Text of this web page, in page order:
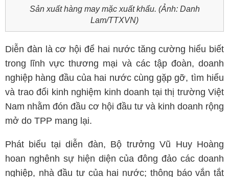
Sản xuất hàng may mặc xuất khẩu. (Ảnh: Danh
Lam/TTXVN)
Diễn đàn là cơ hội để hai nước tăng cường hiểu biết
trong lĩnh vực thương mại và các tập đoàn, doanh
nghiệp hàng đầu của hai nước cùng gặp gỡ, tìm hiểu
và trao đổi kinh nghiệm kinh doanh tại thị trường Việt
Nam nhằm đón đầu cơ hội đầu tư và kinh doanh rộng
mở do TPP mang lại.
Phát biểu tại diễn đàn, Bộ trưởng Vũ Huy Hoàng
hoan nghênh sự hiện diện của đông đảo các doanh
nghiệp, nhà đầu tư của hai nước; thông báo vắn tắt